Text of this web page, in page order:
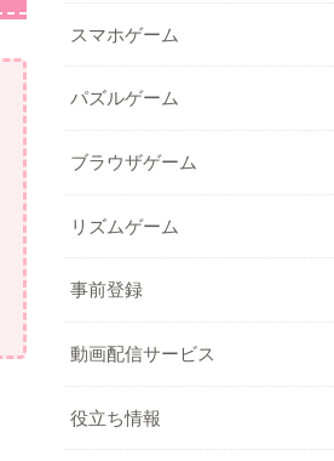
スマホゲーム
パズルゲーム
ブラウザゲーム
リズムゲーム
事前登録
動画配信サービス
役立ち情報